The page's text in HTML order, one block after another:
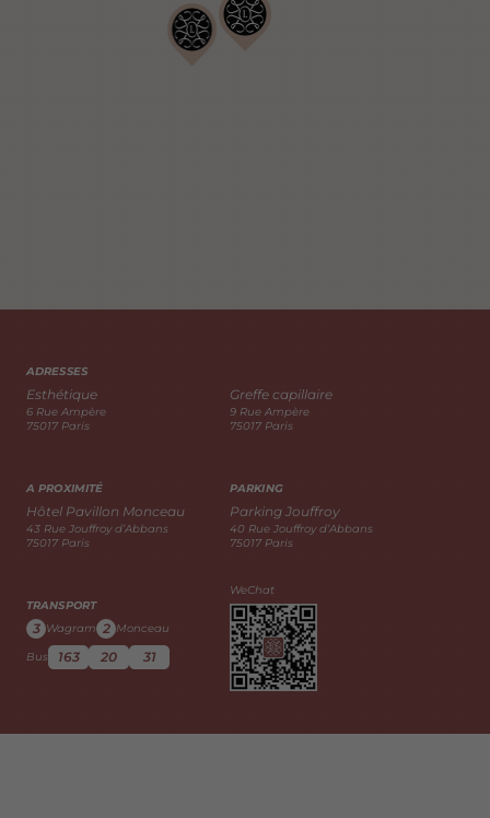
ADRESSES
Esthétique
6 Rue Ampère
75017 Paris
Greffe capillaire
9 Rue Ampère
75017 Paris
A PROXIMITÉ
Hôtel Pavillon Monceau
43 Rue Jouffroy d’Abbans
75017 Paris
PARKING
Parking Jouffroy
40 Rue Jouffroy d’Abbans
75017 Paris
TRANSPORT
3 Wagram 2 Monceau
Bus
163 20 31
WeChat